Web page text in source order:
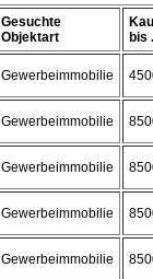
Gesuchte
Objektart
bis
Gewerbeimmobilie
Gewerbeimmobilie
Gewerbeimmobilie
Gewerbeimmobilie
Gewerbeimmobilie